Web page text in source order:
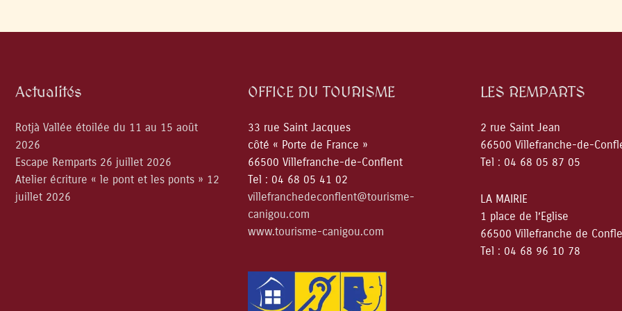
Actualités
Rotjà Vallée étoilée du 11 au 15 août
2026
Escape Remparts 26 juillet 2026
Atelier écriture « le pont et les ponts » 12
juillet 2026
OFFICE DU TOURISME
33 rue Saint Jacques
côté « Porte de France »
66500 Villefranche-de-Conflent
Tel : 04 68 05 41 02
villefranchedeconflent@tourisme-
canigou.com
www.tourisme-canigou.com
LES REMPARTS
2 rue Saint Jean
66500 Villefranche-de-
Tel : 04 68 05 87 05
LA MAIRIE
1 place de l’Eglise
66500 Villefranche de
Tel : 04 68 96 10 78